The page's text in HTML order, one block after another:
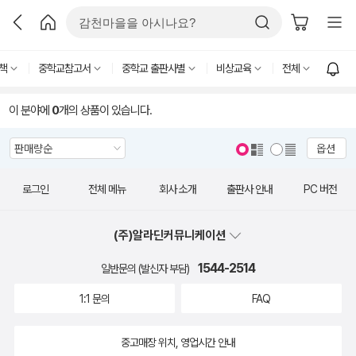
중학교참고서 중학교 출판사별 비상교육 전체
이 분야에 0개의 상품이 있습니다.
옵션
로그인 전체 메뉴 회사 소개 출판사 안내 PC 버전
(주)알라딘커뮤니케이션
일반문의 (발신자 부담) 1544-2514
1:1 문의 FAQ
중고매장 위치, 영업시간 안내